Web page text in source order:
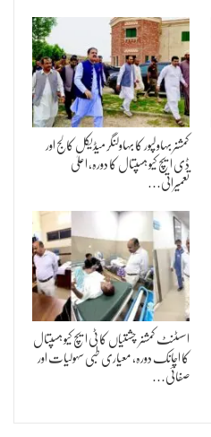
کمشنر بہاولپور کا بہاولنگر میڈیکل کالج اور
ڈی ایچ کیو ہسپتال کا دورہ، اعلیٰ
تعمیراتی…
اسسٹنٹ کمشنر چشتیاں کا ٹی ایچ کیو ہسپتال
کا اچانک دورہ، معیاری طبی سہولیات اور
صفائی…